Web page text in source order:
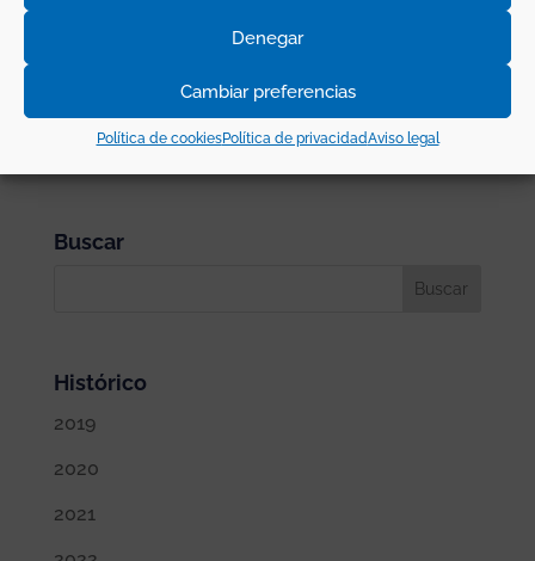
Denegar
Cambiar preferencias
Política de cookiesPolítica de privacidadAviso legal
novedad, actualmente podemos ofrecer
demanda del mercado.
Buscar
Histórico
2019
2020
2021